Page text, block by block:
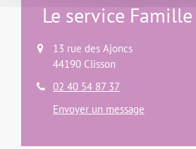
Le service Famille
13 rue des Ajoncs
44190 Clisson
02 40 54 87 37
Envoyer un message